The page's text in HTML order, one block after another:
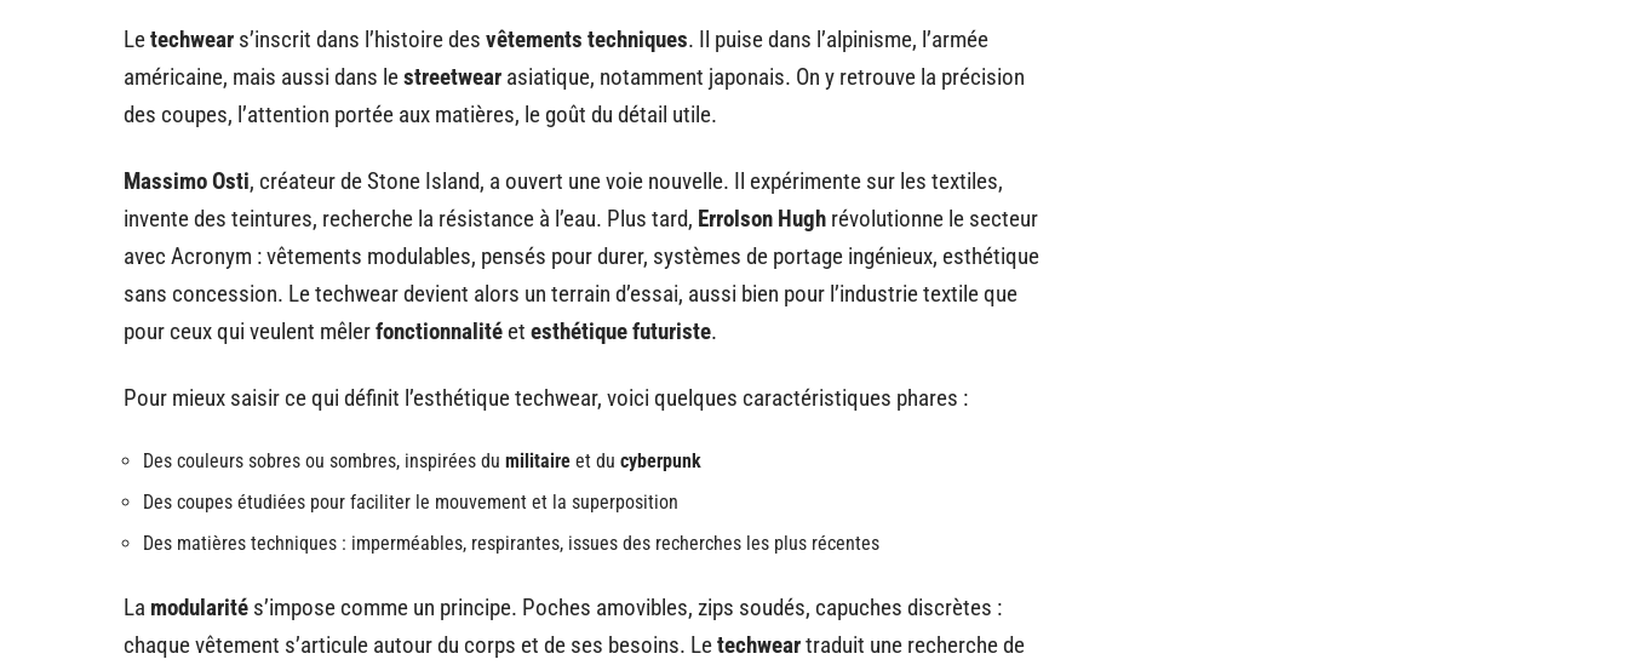
Letechwear s’inscrit dans l’histoire des vêtements techniques. Il puise dans l’alpinisme, l’armée
américaine, mais aussi dans lestreetwear asiatique, notamment japonais. On y retrouve la précision
des coupes, l’attention portée aux matières, le goût du détail utile.
Massimo Osti, créateur de Stone Island, a ouvert une voie nouvelle. Il expérimente sur les textiles,
invente des teintures, recherche la résistance à l’eau. Plus tard, Errolson Hugh révolutionne le secteur
avec Acronym : vêtements modulables, pensés pour durer, systèmes de portage ingénieux, esthétique
sans concession. Le techwear devient alors un terrain d’essai, aussi bien pour l’industrie textile que
pour ceux qui veulent mêlerfonctionnalité et esthétique futuriste.
Pour mieux saisir ce qui définit l’esthétique techwear, voici quelques caractéristiques phares :
Des couleurs sobres ou sombres, inspirées du militaire et du cyberpunk
Des coupes étudiées pour faciliter le mouvement et la superposition
Des matières techniques : imperméables, respirantes, issues des recherches les plus récentes
La modularité s’impose comme un principe. Poches amovibles, zips soudés, capuches discrètes :
chaque vêtement s’articule autour du corps et de ses besoins. Letechweartraduit une recherche de